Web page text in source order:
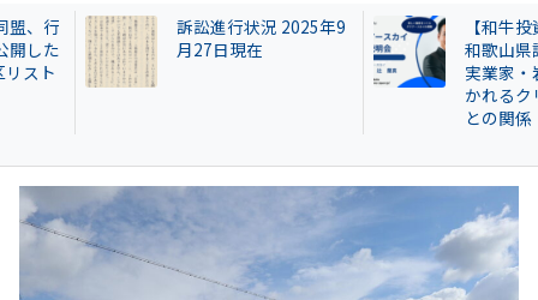
【和牛投資トラブル】
和歌山県議を信奉する
実業家・岩橋徹氏に囁
かれるクリアースカイ
曲輪クエスト(462)
本町広瀬